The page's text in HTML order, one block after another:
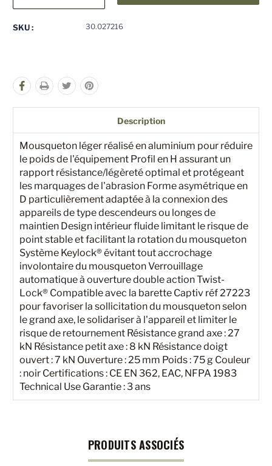
SKU : 30.027216
Description
Mousqueton léger réalisé en aluminium pour réduire
le poids de l'équipement Profil en H assurant un
rapport résistance/légèreté optimal et protégeant
les marquages de l'abrasion Forme asymétrique en
D particulièrement adaptée à la connexion des
appareils de type descendeurs ou longes de
maintien Design intérieur fluide limitant le risque de
point stable et facilitant la rotation du mousqueton
Système Keylock® évitant tout accrochage
involontaire du mousqueton Verrouillage
automatique à ouverture double action Twist-
Lock® Compatible avec la barette Captiv réf 27223
pour favoriser la sollicitation du mousqueton selon
le grand axe, le solidariser à l'appareil et limiter le
risque de retournement Résistance grand axe : 27
kN Résistance petit axe : 8 kN Résistance doigt
ouvert : 7 kN Ouverture : 25 mm Poids : 75 g Couleur
: noir Certifications : CE EN 362, EAC, NFPA 1983
Technical Use Garantie : 3 ans
PRODUITS ASSOCIÉS